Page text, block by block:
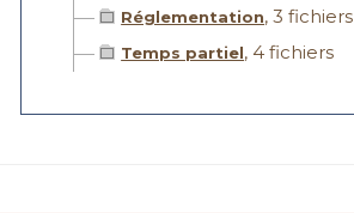
Réglementation, 3 fichiers
Temps partiel, 4 fichiers